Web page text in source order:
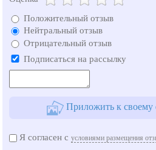
Положительный отзыв
Нейтральный отзыв
Отрицательный отзыв
Подписаться на рассылку
Приложить к своему
Я согласен сусловиями размещения